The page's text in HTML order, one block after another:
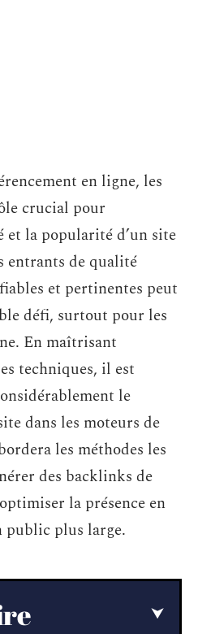
en ligne, les
crucial pour
la popularité d’un site
entrants de qualité
et pertinentes peut
défi, surtout pour les
En maîtrisant
techniques, il est
le
dans les moteurs de
les méthodes les
des backlinks de
la présence en
public plus large.